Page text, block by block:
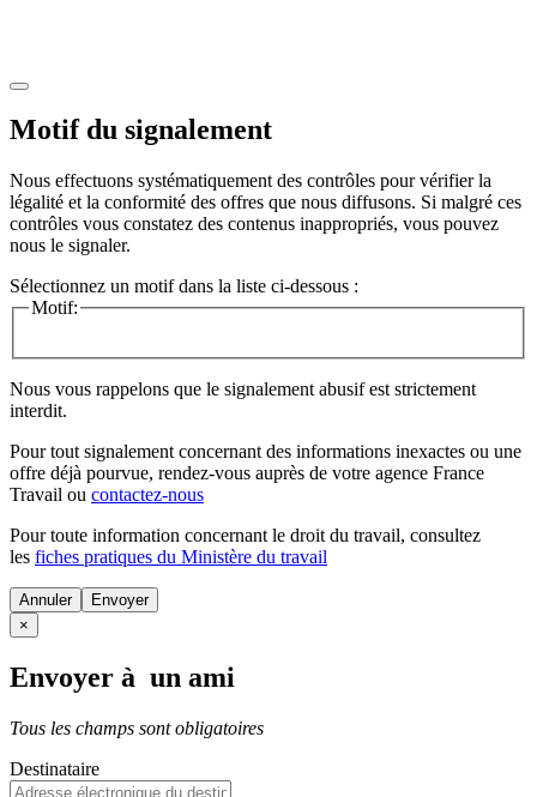
Motif du signalement
Nous effectuons systématiquement des contrôles pour vérifier la
légalité et la conformité des offres que nous diffusons. Si malgré ces
contrôles vous constatez des contenus inappropriés, vous pouvez
nous le signaler.
Sélectionnez un motif dans la liste ci-dessous :
Motif:
Nous vous rappelons que le signalement abusif est strictement
interdit.
Pour tout signalement concernant des informations inexactes ou une
offre déjà pourvue, rendez-vous auprès de votre agence France
Travail ou contactez-nous
Pour toute information concernant le droit du travail, consultez
les fiches pratiques du Ministère du travail
Annuler
×
Envoyer à un ami
Tous les champs sont obligatoires
Destinataire